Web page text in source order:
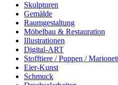
Skulpturen
Gemälde
Raumgestaltung
Möbelbau & Restauration
Illustrationen
Digital-ART
Stofftiere / Puppen /
Eier-Kunst
Schmuck